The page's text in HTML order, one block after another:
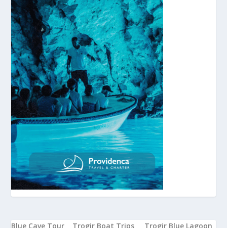
Blue Cave Tour Trogir Boat Trips Trogir Blue Lagoon